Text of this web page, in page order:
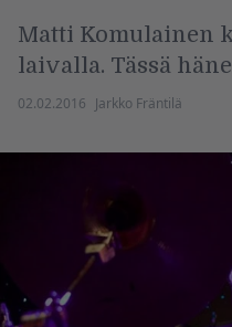
Matti Komulainen
laivalla. Tässä
02.02.2016 Jarkko Fräntilä